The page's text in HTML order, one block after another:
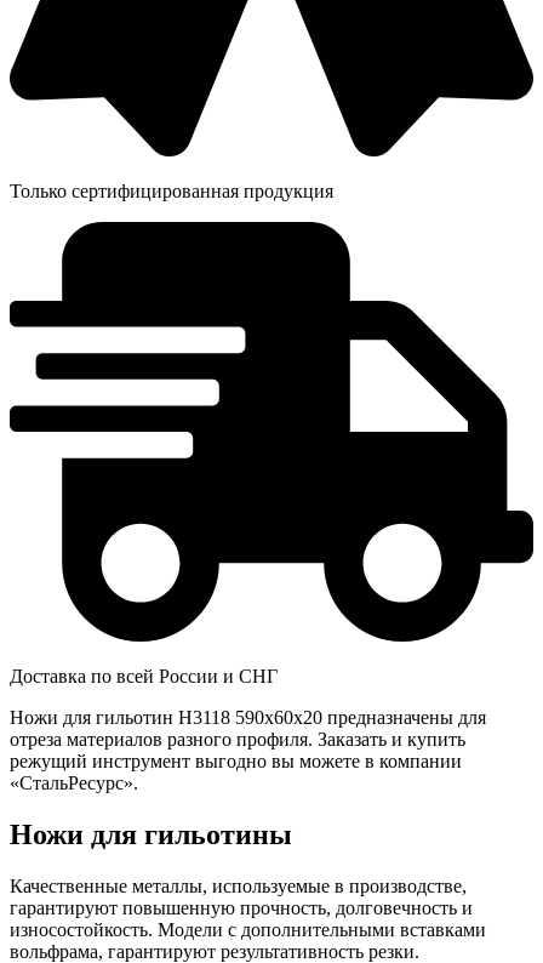
Только сертифицированная продукция
Доставка по всей России и СНГ
Ножи для гильотин Н3118 590x60x20 предназначены для
отреза материалов разного профиля. Заказать и купить
режущий инструмент выгодно вы можете в компании
«СтальРесурс».
Ножи для гильотины
Качественные металлы, используемые в производстве,
гарантируют повышенную прочность, долговечность и
износостойкость. Модели с дополнительными вставками
вольфрама, гарантируют результативность резки.